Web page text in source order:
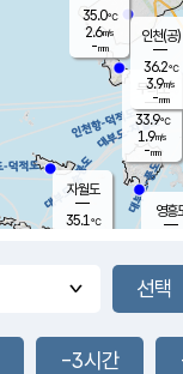
풍도
1.1m/s
무의도
33.9℃
1.9m/s
-mm
영흥
자월도
35.1℃
35.0℃
2.6m/s
-mm
인천(공)
36.2℃
3.9m/s
-mm
-3시간